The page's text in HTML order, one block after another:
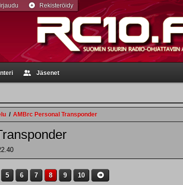
Jäsenet
Rekisteröidy
/ AMBrc Personal Transponder
5 6 7 8 9 10